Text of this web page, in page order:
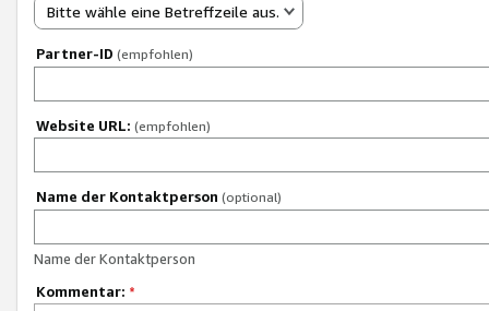
Bitte wähle eine Betreffzeile aus.
Partner-ID (empfohlen)
Website URL: (empfohlen)
Name der Kontaktperson (optional)
Name der Kontaktperson
Kommentar: *